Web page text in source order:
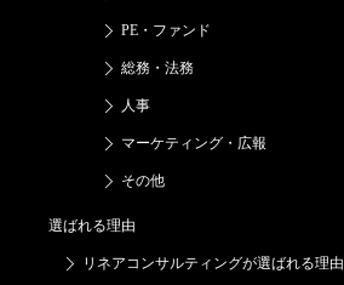
PE・ファンド
総務・法務
人事
マーケティング・広報
その他
選ばれる理由
リネアコンサルティングが選ばれる理由